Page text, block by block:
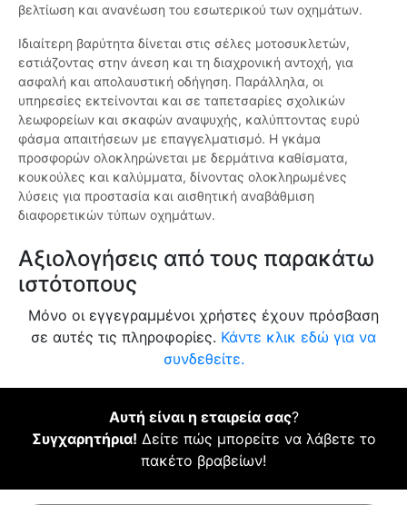
βελτίωση και ανανέωση του εσωτερικού των οχημάτων.
Ιδιαίτερη βαρύτητα δίνεται στις σέλες μοτοσυκλετών,
εστιάζοντας στην άνεση και τη διαχρονική αντοχή, για
ασφαλή και απολαυστική οδήγηση. Παράλληλα, οι
υπηρεσίες εκτείνονται και σε ταπετσαρίες σχολικών
λεωφορείων και σκαφών αναψυχής, καλύπτοντας ευρύ
φάσμα απαιτήσεων με επαγγελματισμό. Η γκάμα
προσφορών ολοκληρώνεται με δερμάτινα καθίσματα,
κουκούλες και καλύμματα, δίνοντας ολοκληρωμένες
λύσεις για προστασία και αισθητική αναβάθμιση
διαφορετικών τύπων οχημάτων.
Αξιολογήσεις από τους παρακάτω
ιστότοπους
Μόνο οι εγγεγραμμένοι χρήστες έχουν πρόσβαση
σε αυτές τις πληροφορίες. Κάντε κλικ εδώ για να
συνδεθείτε.
Αυτή είναι η εταιρεία σας?
Συγχαρητήρια! Δείτε πώς μπορείτε να λάβετε το
πακέτο βραβείων!